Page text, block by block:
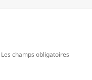
Les champs obligatoires